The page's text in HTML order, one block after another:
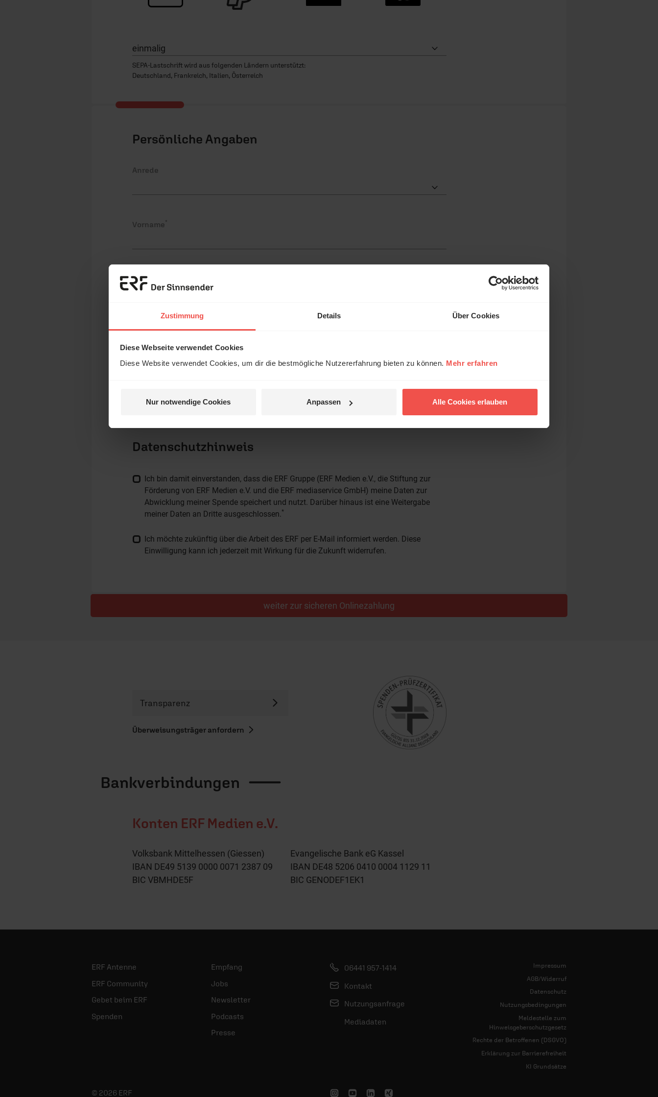
Zustimmung Details Über Cookies
Diese Webseite verwendet Cookies
Diese Website verwendet Cookies, um dir die bestmögliche Nutzererfahrung bieten zu können. Mehr erfahren
Nur notwendige Cookies Anpassen Alle Cookies erlauben
Zahlungsart*:
SEPA-Lastschrift wird aus folgenden Ländern unterstützt:
Deutschland, Frankreich, Italien, Österreich
Persönliche Angaben
Anrede
Vorname *
Nachname
E-Mail-Adresse*
Zur Info: Nach §50 EStDV benötigen Sie für das Finanzamt bei Spenden über 300€ eine
Datenschutzhinweis
Ich bin damit einverstanden, dass die ERF Gruppe (ERF Medien e.V., die Stiftung zur
Förderung von ERF Medien e.V. und die ERF mediaservice GmbH) meine Daten zur
Abwicklung meiner Spende speichert und nutzt. Darüber hinaus ist eine Weitergabe
meiner Daten an Dritte ausgeschlossen.*
Ich möchte zukünftig über die Arbeit des ERF per E-Mail informiert werden. Diese
Einwilligung kann ich jederzeit mit Wirkung für die Zukunft widerrufen.
Transparenz
Überweisungsträger anfordern
Bankverbindungen
Konten ERF Medien e.V.
Volksbank Mittelhessen (Giessen)
IBAN DE49 5139 0000 0071 2387 09
BIC VBMHDE5F
Evangelische Bank eG Kassel
IBAN DE48 5206 0410 0004 1129 11
BIC GENODEF1EK1
ERF Antenne
ERF Community
Gebet beim ERF
Spenden
Empfang
Jobs
Newsletter
Podcasts
Presse
06441 957-1414
Kontakt
Nutzungsanfrage
Mediadaten
Impressum
AGB/Widerruf
Datenschutz
Nutzungsbedingungen
Meldestelle zum
Hinweisgeberschutzgesetz
Rechte der Betroffenen (DSGVO)
Erklärung zur Barrierefreiheit
KI Grundsätze
© 2026 ERF